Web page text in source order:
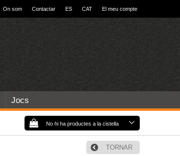
On som Contactar ES CAT El meu compte
Jocs
No hi ha productes a la cistella
TORNAR